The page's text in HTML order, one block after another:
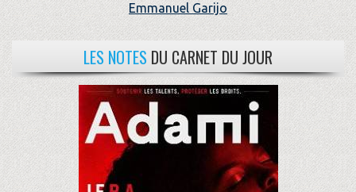
Emmanuel Garijo
LES NOTES DU CARNET DU JOUR